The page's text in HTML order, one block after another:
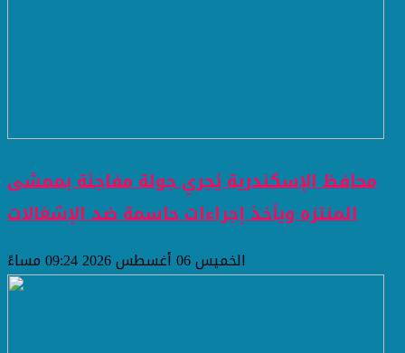
محافظ الإسكندرية يُجري جولة مفاجئة بممشى
المنتزه ويأخذ إجراءات حاسمة ضد الإشغالات
الخميس 06 أغسطس 2026 09:24 مساءً